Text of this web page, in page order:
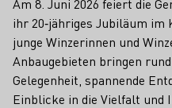
Am 8. Juni 2026 feiert die
ihr 20‑jähriges Jubiläum
junge Winzerinnen und
Anbaugebieten bringen
Gelegenheit, spannende
Einblicke in die Vielfalt und